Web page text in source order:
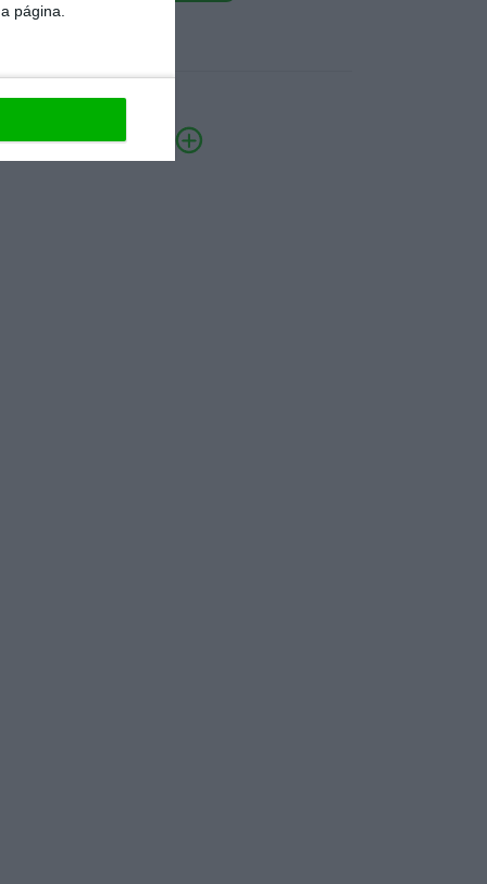
página.